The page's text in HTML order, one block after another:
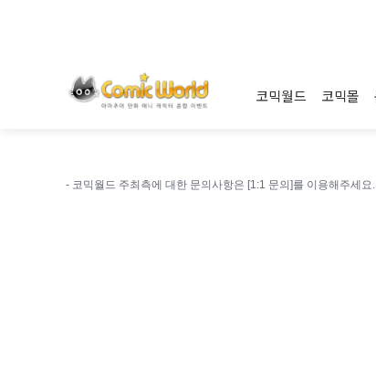
코믹월드 코믹몰
- 코믹월드 주최측에 대한 문의사항은 [1:1 문의]를 이용해주세요